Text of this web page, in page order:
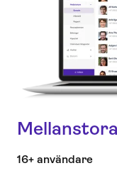
16+ användare